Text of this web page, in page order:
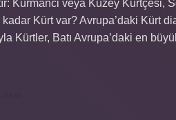
Kurmanci veya Kuzey Kürtçesi,
Kürt var? Avrupa’daki Kürt
Kürtler, Batı Avrupa’daki en